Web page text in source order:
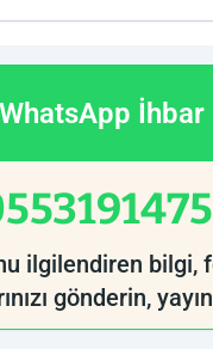
WhatsApp İhbar
ilgilendiren bilgi,
gönderin,